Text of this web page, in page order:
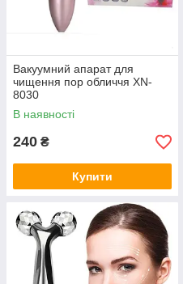
Вакуумний апарат для
чищення пор обличчя XN-
8030
В наявності
240 ₴
Купити